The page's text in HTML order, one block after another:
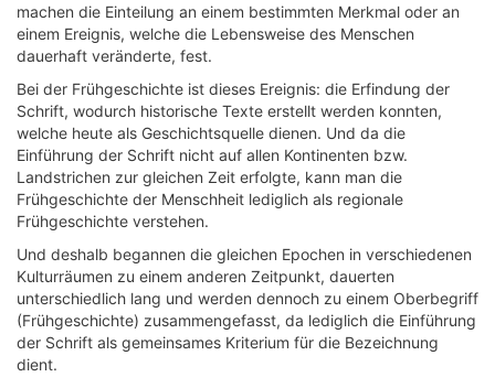
machen die Einteilung an einem bestimmten Merkmal oder an
einem Ereignis, welche die Lebensweise des Menschen
dauerhaft veränderte, fest.
Bei der Frühgeschichte ist dieses Ereignis: die Erfindung der
Schrift, wodurch historische Texte erstellt werden konnten,
welche heute als Geschichtsquelle dienen. Und da die
Einführung der Schrift nicht auf allen Kontinenten bzw.
Landstrichen zur gleichen Zeit erfolgte, kann man die
Frühgeschichte der Menschheit lediglich als regionale
Frühgeschichte verstehen.
Und deshalb begannen die gleichen Epochen in verschiedenen
Kulturräumen zu einem anderen Zeitpunkt, dauerten
unterschiedlich lang und werden dennoch zu einem Oberbegriff
(Frühgeschichte) zusammengefasst, da lediglich die Einführung
der Schrift als gemeinsames Kriterium für die Bezeichnung
dient.